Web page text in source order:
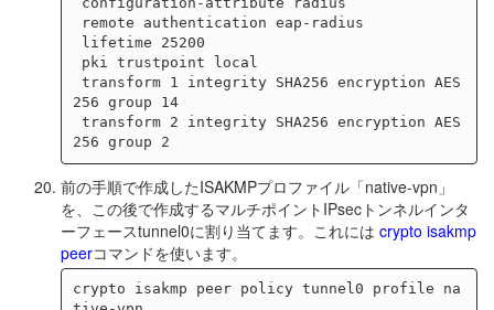
256 group 14
前の手順で作成したISAKMPプロファイル「native-vpn」
を、この後で作成するマルチポイントIPsecトンネルインタ
ーフェースtunnel0に割り当てます。これには crypto isakmp
peerコマンドを使います。
crypto isakmp peer policy tunnel0 profile na